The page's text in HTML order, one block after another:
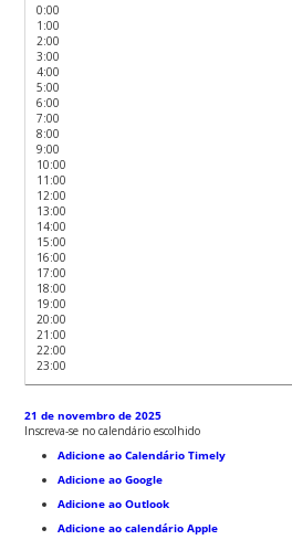
0:00
1:00
2:00
3:00
4:00
5:00
6:00
7:00
8:00
9:00
10:00
11:00
12:00
13:00
14:00
15:00
16:00
17:00
18:00
19:00
20:00
21:00
22:00
23:00
21 de novembro de 2025
Inscreva-se no calendário escolhido
Adicione ao Calendário Timely
Adicione ao Google
Adicione ao Outlook
Adicione ao calendário Apple